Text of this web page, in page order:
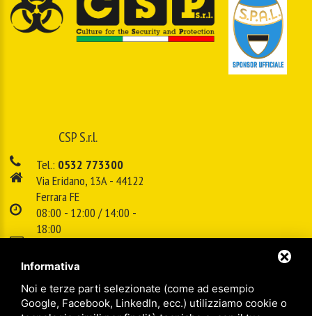
CSP S.r.l.
Tel.: 0532 773300
Via Eridano, 13A - 44122
Ferrara FE
08:00 - 12:00 / 14:00 -
18:00
info@cspsrl.biz
Sitemap / Privacy policy/Legal
Informativa
Noi e terze parti selezionate (come ad esempio
Google, Facebook, LinkedIn, ecc.) utilizziamo cookie o